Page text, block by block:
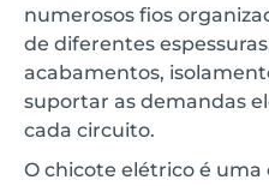
numerosos fios
de diferentes
acabamentos,
suportar as demandas
cada circuito.
O chicote elétrico é